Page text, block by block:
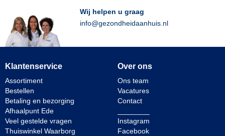
Wij helpen u graag
info@gezondheidaanhuis.nl
Klantenservice
Assortiment
Bestellen
Betaling en bezorging
Afhaalpunt Ede
Veel gestelde vragen
Thuiswinkel Waarborg
Over ons
Ons team
Vacatures
Contact
Instagram
Facebook